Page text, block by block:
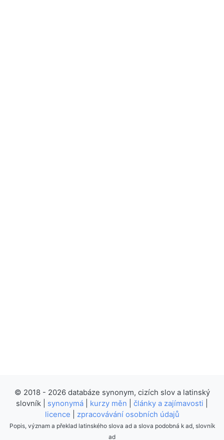
© 2018 - 2026 databáze synonym, cizích slov a latinský
slovník | synonymá kurzy měn články a zajímavosti
licence
zpracovávání osobních údajů
Popis, význam a překlad latinského slova ad a slova podobná k ad, slovník
ad